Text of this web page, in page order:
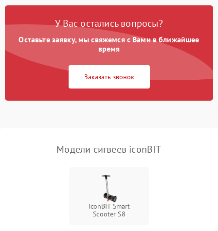
Неисправность разъемов
500 ₽ Подробнее →
Повреждение внутренних
500 ₽ Подробнее →
У Вас остались вопросы?
Оставьте заявку, мы свяжемся с Вами в ближайшее
время
Заказать звонок
Модели сигвеев iconBIT
iconBIT Smart
Scooter S8